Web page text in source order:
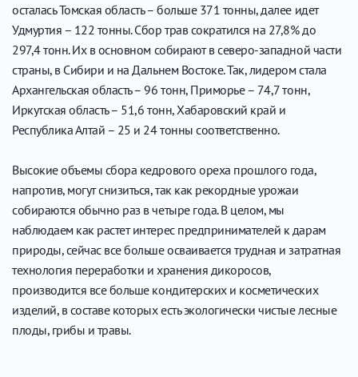
осталась Томская область – больше 371 тонны, далее идет
Удмуртия – 122 тонны. Сбор трав сократился на 27,8% до
297,4 тонн. Их в основном собирают в северо-западной части
страны, в Сибири и на Дальнем Востоке. Так, лидером стала
Архангельская область – 96 тонн, Приморье – 74,7 тонн,
Иркутская область – 51,6 тонн, Хабаровский край и
Республика Алтай – 25 и 24 тонны соответственно.
Высокие объемы сбора кедрового ореха прошлого года,
напротив, могут снизиться, так как рекордные урожаи
собираются обычно раз в четыре года. В целом, мы
наблюдаем как растет интерес предпринимателей к дарам
природы, сейчас все больше осваивается трудная и затратная
технология переработки и хранения дикоросов,
производится все больше кондитерских и косметических
изделий, в составе которых есть экологически чистые лесные
плоды, грибы и травы.